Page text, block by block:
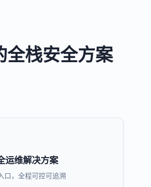
全栈安全方案
运维解决方案
口，全程可控可追溯